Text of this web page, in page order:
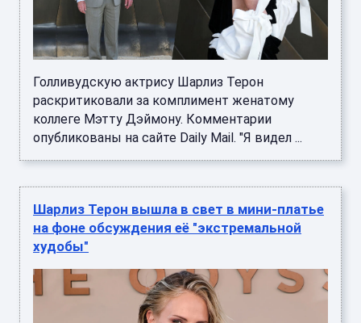
Голливудскую актрису Шарлиз Терон
раскритиковали за комплимент женатому
коллеге Мэтту Дэймону. Комментарии
опубликованы на сайте Daily Mail. "Я видел ...
Шарлиз Терон вышла в свет в мини-платье
на фоне обсуждения её "экстремальной
худобы"